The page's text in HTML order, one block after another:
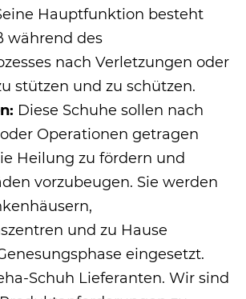
Hauptfunktion besteht
während des
nach Verletzungen oder
stützen und zu schützen.
Diese Schuhe sollen nach
Operationen getragen
Heilung zu fördern und
vorzubeugen. Sie werden
und zu Hause
eingesetzt.
Schuh Lieferanten. Wir sind